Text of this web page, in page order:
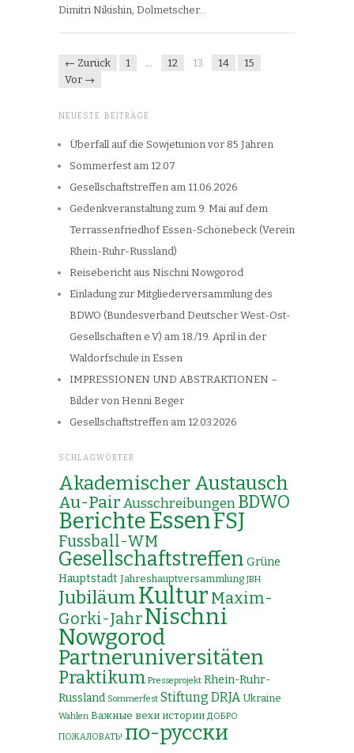
Dimitri Nikishin, Dolmetscher…
← Zurück 1 12 13 14
15
Vor →
NEUESTE BEITRÄGE
Überfall auf die Sowjetunion vor 85 Jahren
Sommerfest am 12.07
Gesellschaftstreffen am 11.06.2026
Gedenkveranstaltung zum 9. Mai auf dem
Terrassenfriedhof Essen-Schönebeck (Verein
Rhein-Ruhr-Russland)
Reisebericht aus Nischni Nowgorod
Einladung zur Mitgliederversammlung des
BDWO (Bundesverband Deutscher West-Ost-
Gesellschaften e.V) am 18./19. April in der
Waldorfschule in Essen
IMPRESSIONEN UND ABSTRAKTIONEN –
Bilder von Henni Beger
Gesellschaftstreffen am 12.03.2026
SCHLAGWÖRTER
Akademischer Austausch
Au-PairAusschreibungenBDWO
BerichteEssenFSJ
Fussball-WM
Gesellschaftstreffen Grüne
Hauptstadt Jahreshauptversammlung JBH
JubiläumKultur Maxim-
Gorki-JahrNischni
Nowgorod
Partneruniversitäten
Praktikum Presseprojekt Rhein-Ruhr-
Russland Sommerfest Stiftung DRJA Ukraine
Wahlen Важные вехи истории ДОБРО
ПОЖАЛОВАТЬ! по-русски